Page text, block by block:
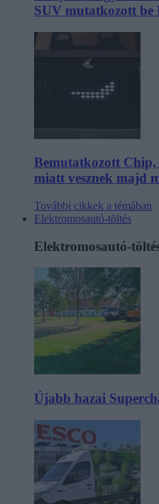
SUV mutatkozott be
Bemutatkozott Chip,
miatt vesznek majd
További cikkek a témában
Elektromosautó-töltés
Elektromosautó-
Újabb hazai